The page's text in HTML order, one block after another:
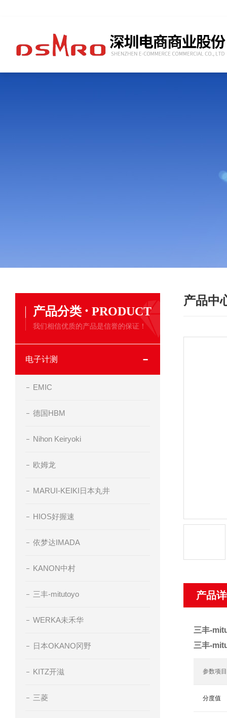
产品分类 · PRODUCT
我们相信优质的产品是信誉的保证！
电子计测
EMIC
德国HBM
Nihon Keiryoki
欧姆龙
MARUI-KEIKI日本丸井
HIOS好握速
依梦达IMADA
KANON中村
三丰-mitutoyo
WERKA未禾华
日本OKANO冈野
KITZ开滋
三菱
产品中
产品
三丰-
三丰-
参数项目
分度值